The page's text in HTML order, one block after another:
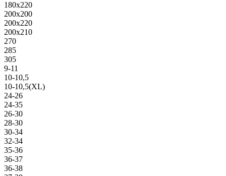
180х220
200х200
200х220
200х210
270
285
305
9-11
10-10,5
10-10,5(XL)
24-26
24-35
26-30
28-30
30-34
32-34
35-36
36-37
36-38